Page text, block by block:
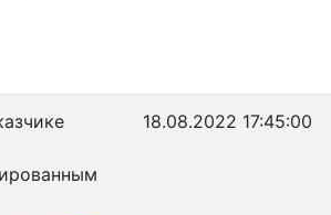
18.08.2022 17:45:00